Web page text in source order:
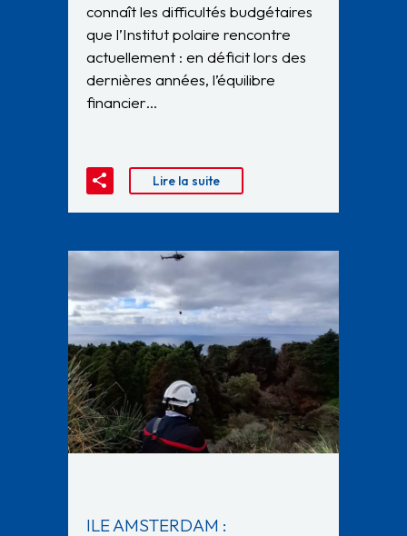
connaît les difficultés budgétaires
que l’Institut polaire rencontre
actuellement : en déficit lors des
dernières années, l’équilibre
financier…
Lire la suite
ILE AMSTERDAM :